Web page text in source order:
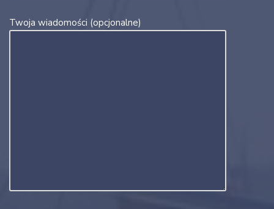
Twoja wiadomości (opcjonalne)